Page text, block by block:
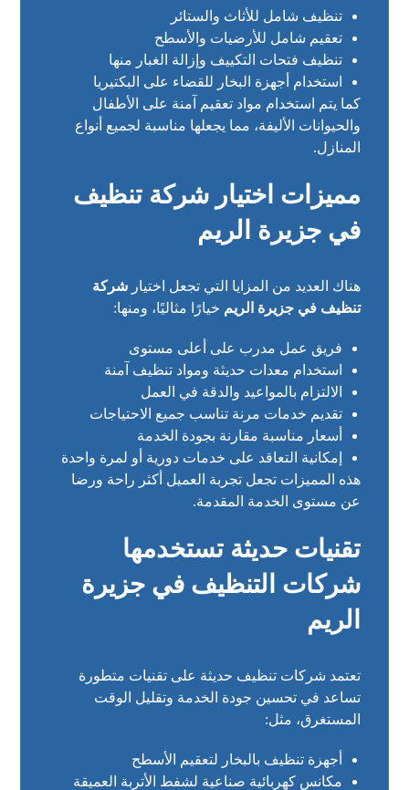
تنظيف شامل للأثاث والستائر
تعقيم شامل للأرضيات والأسطح
تنظيف فتحات التكييف وإزالة الغبار منها
استخدام أجهزة البخار للقضاء على البكتيريا
كما يتم استخدام مواد تعقيم آمنة على الأطفال
والحيوانات الأليفة، مما يجعلها مناسبة لجميع أنواع
المنازل.
مميزات اختيار شركة تنظيف
في جزيرة الريم
هناك العديد من المزايا التي تجعل اختيارشركة
تنظيف في جزيرة الريم خيارًا مثاليًا، ومنها:
فريق عمل مدرب على أعلى مستوى
استخدام معدات حديثة ومواد تنظيف آمنة
الالتزام بالمواعيد والدقة في العمل
تقديم خدمات مرنة تناسب جميع الاحتياجات
أسعار مناسبة مقارنة بجودة الخدمة
إمكانية التعاقد على خدمات دورية أو لمرة واحدة
هذه المميزات تجعل تجربة العميل أكثر راحة ورضا
عن مستوى الخدمة المقدمة.
تقنيات حديثة تستخدمها
شركات التنظيف في جزيرة
الريم
تعتمد شركات تنظيف حديثة على تقنيات متطورة
تساعد في تحسين جودة الخدمة وتقليل الوقت
المستغرق، مثل:
أجهزة تنظيف بالبخار لتعقيم الأسطح
مكانس كهربائية صناعية لشفط الأتربة العميقة